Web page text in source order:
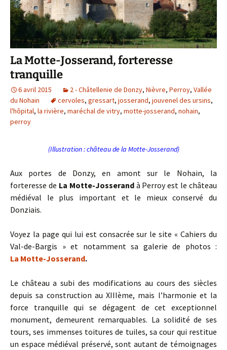
La Motte-Josserand, forteresse
tranquille
6 avril 2015 2 - Châtellenie de Donzy, Nièvre, Perroy, Vallée
du Nohain
cervoles, gressart, josserand, jouvenel des ursins,
l'hôpital, la rivière, maréchal de vitry, motte-josserand, nohain,
perroy
(Illustration : château de la Motte-Josserand)
Aux portes de Donzy, en amont sur le Nohain, la
forteresse de La Motte-Josserandà Perroy est le château
médiéval le plus important et le mieux conservé du
Donziais.
Voyez la page qui lui est consacrée sur le site « Cahiers du
Val-de-Bargis » et notamment sa galerie de photos :
La Motte-Josserand.
Le château a subi des modifications au cours des siècles
depuis sa construction au XIIIème, mais l’harmonie et la
force tranquille qui se dégagent de cet exceptionnel
monument, demeurent remarquables. La solidité de ses
tours, ses immenses toitures de tuiles, sa cour qui restitue
un espace médiéval préservé, sont autant de témoignages